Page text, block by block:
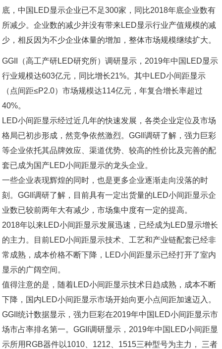
底，中国LED显示企业已不足300家，同比2018年底企业数有
所减少。企业数的减少并没有带来LED显示行业产值规模的减
少，相反因为不少企业体量的增加，整体市场规模继续扩大。
GGII（高工产研LED研究所）调研显示，2019年中国LED显示
行业规模达603亿元，同比增长21%。其中LED小间距显示
（点间距≤P2.0）市场规模达114亿元，年复合增长率超过
40%。
LED小间距显示经过近几年的快速发展，各类企业定位及市场
格局已初步形成，然竞争依然激烈。GGII调研了解，强力巨彩
等企业依托其品牌效应、渠道优势、较高的性价比及完善的配
套已成为国产LED小间距显示的龙头企业。
一些企业表现辉煌的同时，也是更多企业逐渐走向没落的时
刻。GGII调研了解，目前具有一定出货量的LED小间距显示企
业数已较前两年大有减少，市场集中度有一定的提高。
2018年以来LED小间距显示发展迅速，已经成为LED显示增长
的主力。目前LED小间距显示技术、工艺和产业链配套已经非
常成熟，成本价格不断下降，LED小间距显示已经打开了室内
显示的广阔空间。
值得注意的是，随着LED小间距显示技术日趋成熟，成本不断
下降，国内LED小间距显示市场开始向更小点间距加速迈入。
GGII统计数据显示，强力巨彩在2019年中国LED小间距显示市
场市占率排名第一。GGII调研显示，2019年中国LED小间距显
示所用RGB器件以1010、1212、1515三种型号为主力， 三者